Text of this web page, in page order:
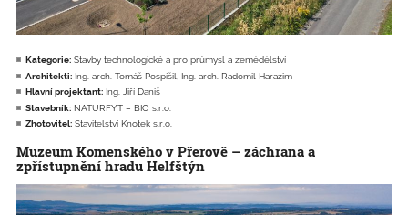
Kategorie: Stavby technologické a pro průmysl a zemědělství
Architekti: Ing. arch. Tomáš Pospíšil, Ing. arch. Radomil Harazim
Hlavní projektant: Ing. Jiří Daniš
Stavebník: NATURFYT – BIO s.r.o.
Zhotovitel: Stavitelství Knotek s.r.o.
Muzeum Komenského v Přerově – záchrana a
zpřístupnění hradu Helfštýn